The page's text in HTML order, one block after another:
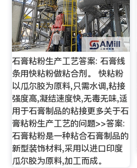
石膏粘粉生产工艺答案: 石膏线
条用快粘粉做粘合剂。 快粘粉
以瓜尔胶为原料,只需水调,粘接
强度高,凝结速度快,无毒无味,适
用于石膏制品的粘接更多关于石
膏粘粉生产工艺的问题>>答案:
石膏粘粉是一种粘合石膏制品的
新型装饰材料,采用以进口印度
瓜尔胶为原料,加工而成。